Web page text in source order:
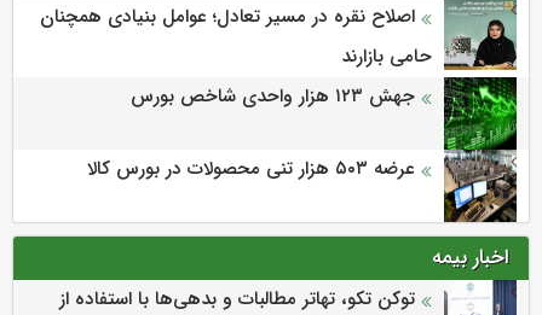
اصلاح نقره در مسیر تعادل؛ عوامل بنیادی همچنان
حامی بازارند
جهش ۱۲۳ هزار واحدی شاخص بورس
عرضه ۵۰۳ هزار تنی محصولات در بورس کالا
اخبار بیمه
توکن تکو، تهاتر مطالبات و بدهی‌ها با استفاده از